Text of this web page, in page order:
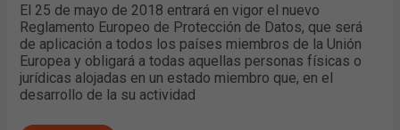
El 25 de mayo de 2018 entrará en vigor el nuevo
Reglamento Europeo de Protección de Datos, que será
de aplicación a todos los países miembros de la Unión
Europea y obligará a todas aquellas personas físicas o
jurídicas alojadas en un estado miembro que, en el
desarrollo de la su actividad